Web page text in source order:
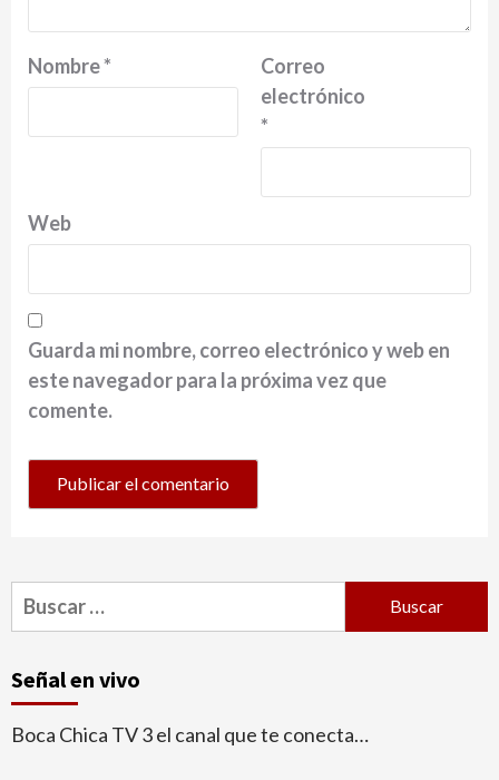
Nombre*
Correo
electrónico
*
Web
Guarda mi nombre, correo electrónico y web en
este navegador para la próxima vez que
comente.
Buscar:
Señal en vivo
Boca Chica TV 3 el canal que te conecta…